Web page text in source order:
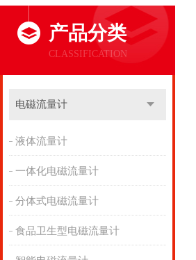
产品分类
CLASSIFICATION
电磁流量计
液体流量计
一体化电磁流量计
分体式电磁流量计
食品卫生型电磁流量计